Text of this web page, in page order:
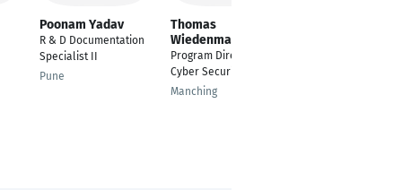
Poonam Yadav
R & D Documentation
Specialist II
Pune
Thomas
Wiedenmann
Program Director
Cyber Security
Manching